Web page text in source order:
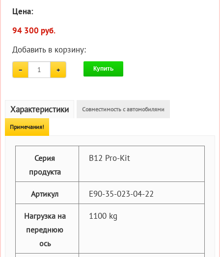
Цена:
94 300 руб.
Добавить в корзину:
Купить
Характеристики Совместимость с автомобилями
Примечания!
Серия
продукта
B12 Pro-Kit
Артикул E90-35-023-04-22
Нагрузка на
переднюю
ось
1100 kg